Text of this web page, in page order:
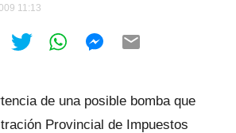
11:13
de una posible bomba que
Provincial de Impuestos